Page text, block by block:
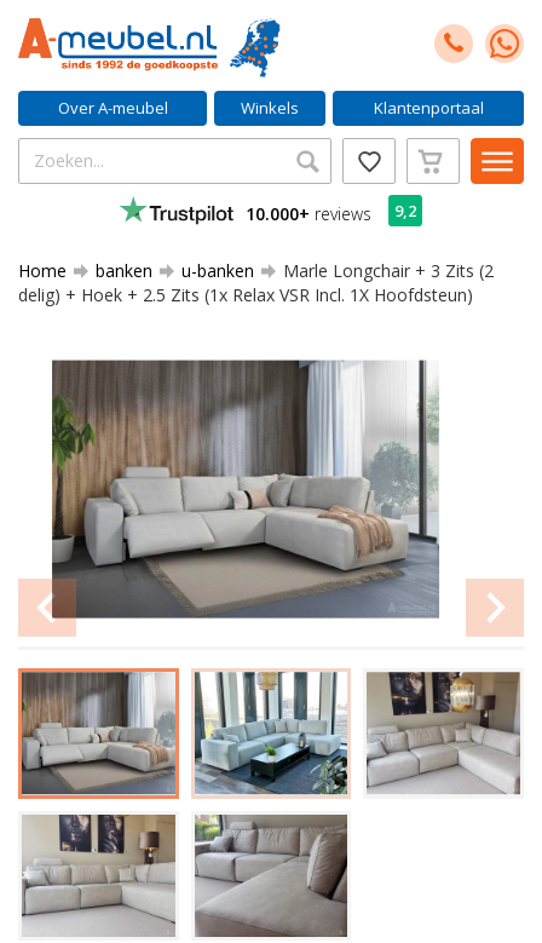
Over A-meubel Winkels Klantenportaal
10.000+ reviews 9,2
Home banken u-banken
Marle Longchair + 3 Zits (2
delig) + Hoek + 2.5 Zits (1x Relax VSR Incl. 1X Hoofdsteun)